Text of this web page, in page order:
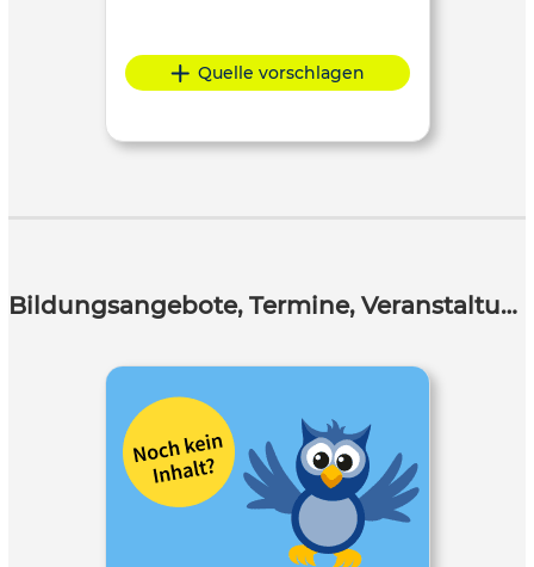
Quelle vorschlagen
Bildungsangebote, Termine, Veranstaltungen